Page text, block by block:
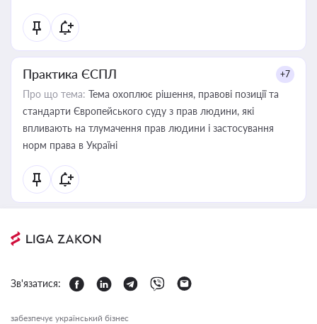
Практика ЄСПЛ +7
Про що тема: Тема охоплює рішення, правові позиції та
стандарти Європейського суду з прав людини, які
впливають на тлумачення прав людини і застосування
норм права в Україні
Зв'язатися:
забезпечує український бізнес